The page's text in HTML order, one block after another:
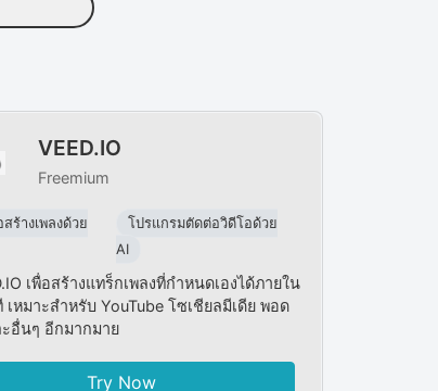
VEED.IO
Freemium
สร้างเพลงด้วย
โปรแกรมตัดต่อวิดีโอด้วย
AI
เพื่อสร้างแทร็กเพลงที่กำหนดเองได้ภายใน
เหมาะสำหรับ YouTube โซเชียลมีเดีย พอด
อื่นๆ อีกมากมาย
Try Now